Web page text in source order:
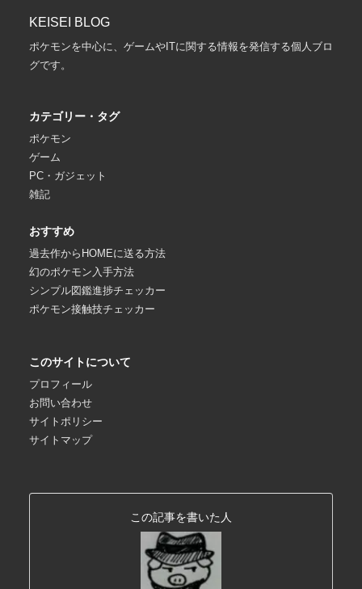
KEISEI BLOG
ポケモンを中心に、ゲームやITに関する情報を発信する個人ブロ
グです。
カテゴリー・タグ
ポケモン
ゲーム
PC・ガジェット
雑記
おすすめ
過去作からHOMEに送る方法
幻のポケモン入手方法
シンプル図鑑進捗チェッカー
ポケモン接触技チェッカー
このサイトについて
プロフィール
お問い合わせ
サイトポリシー
サイトマップ
この記事を書いた人